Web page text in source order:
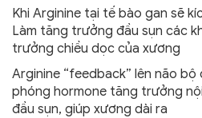
Khi Arginine tại tế bào gan sẽ
Làm tăng trưởng đầu sụn các
trưởng chiều dọc của xương
Arginine “feedback” lên não bộ
phóng hormone tăng trưởng
đầu sụn, giúp xương dài ra